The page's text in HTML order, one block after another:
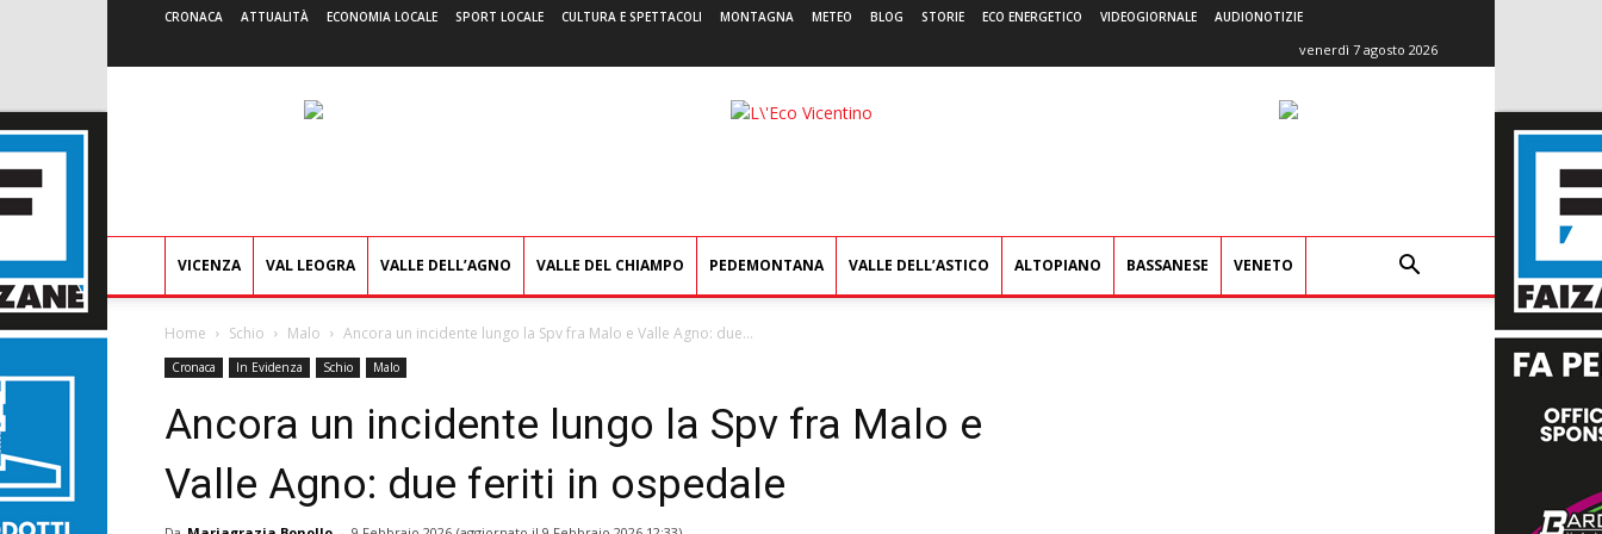
CRONACA ATTUALITÀ ECONOMIA LOCALE SPORT LOCALE CULTURA E SPETTACOLI MONTAGNA METEO BLOG STORIE ECO ENERGETICO VIDEOGIORNALE AUDIONOTIZIE
venerdì 7 agosto 2026
L'Eco
VICENZA VAL LEOGRA VALLE DELL’AGNO VALLE DEL CHIAMPO PEDEMONTANA VALLE DELL’ASTICO ALTOPIANO BASSANESE VENETO
Home Schio Malo Ancora un incidente lungo la Spv fra Malo e Valle Agno: due...
Cronaca In Evidenza Schio Malo
Ancora un incidente lungo la Spv fra Malo e
Valle Agno: due feriti in ospedale